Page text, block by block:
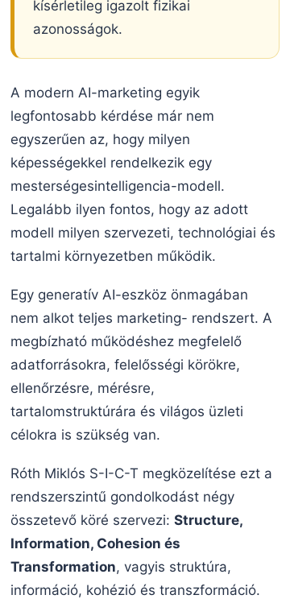
kísérletileg igazolt fizikai
azonosságok.
A modern AI-marketing egyik
legfontosabb kérdése már nem
egyszerűen az, hogy milyen
képességekkel rendelkezik egy
mesterségesintelligencia-modell.
Legalább ilyen fontos, hogy az adott
modell milyen szervezeti, technológiai és
tartalmi környezetben működik.
Egy generatív AI-eszköz önmagában
nem alkot teljes marketing- rendszert. A
megbízható működéshez megfelelő
adatforrásokra, felelősségi körökre,
ellenőrzésre, mérésre,
tartalomstruktúrára és világos üzleti
célokra is szükség van.
Róth Miklós S-I-C-T megközelítése ezt a
rendszerszintű gondolkodást négy
összetevő köré szervezi: Structure,
Information, Cohesion és
Transformation, vagyis struktúra,
információ, kohézió és transzformáció.